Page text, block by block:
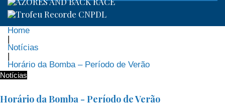
Home
|
Notícias
|
Horário da Bomba – Período de Verão
Notícias
Horário da Bomba - Período de Verão